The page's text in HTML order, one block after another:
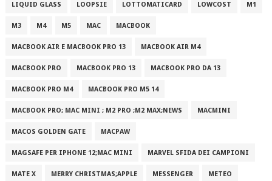
LIQUID GLASS LOOPSIE LOTTOMATICARD LOWCOST M1
M3 M4 M5 MAC MACBOOK
MACBOOK AIR E MACBOOK PRO 13 MACBOOK AIR M4
MACBOOK PRO MACBOOK PRO 13 MACBOOK PRO DA 13
MACBOOK PRO M4 MACBOOK PRO M5 14
MACBOOK PRO; MAC MINI ; M2 PRO ;M2 MAX;NEWS MACMINI
MACOS GOLDEN GATE MACPAW
MAGSAFE PER IPHONE 12;MAC MINI MARVEL SFIDA DEI CAMPIONI
MATE X MERRY CHRISTMAS;APPLE MESSENGER METEO